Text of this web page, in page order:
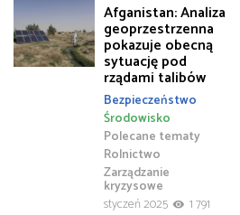
Afganistan: Analiza
geoprzestrzenna
pokazuje obecną
sytuację pod
rządami talibów
Bezpieczeństwo
Polecane tematy
Rolnictwo
Środowisko
Zarządzanie
kryzysowe
styczeń 2025
1 791